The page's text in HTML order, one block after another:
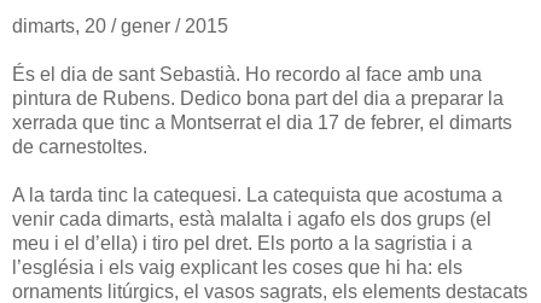
dimarts, 20 / gener / 2015
És el dia de sant Sebastià. Ho recordo al face amb una
pintura de Rubens. Dedico bona part del dia a preparar la
xerrada que tinc a Montserrat el dia 17 de febrer, el dimarts
de carnestoltes.
A la tarda tinc la catequesi. La catequista que acostuma a
venir cada dimarts, està malalta i agafo els dos grups (el
meu i el d’ella) i tiro pel dret. Els porto a la sagristia i a
l’església i els vaig explicant les coses que hi ha: els
ornaments litúrgics, el vasos sagrats, els elements destacats